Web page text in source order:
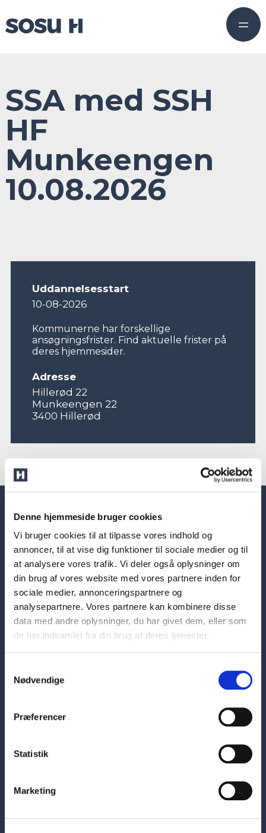
Denne hjemmeside bruger cookies
Vi bruger cookies til at tilpasse vores indhold og
annoncer, til at vise dig funktioner til sociale medier og til
at analysere vores trafik. Vi deler også oplysninger om
din brug af vores website med vores partnere inden for
sociale medier, annonceringspartnere og
analysepartnere. Vores partnere kan kombinere disse
data med andre oplysninger, du har givet dem, eller som
de har indsamlet fra din brug af deres tjenester.
Nødvendige
Præferencer
Statistik
Marketing
SSA med SSH
HF
Munkeengen
10.08.2026
Uddannelsesstart
10-08-2026
Kommunerne har forskellige
ansøgningsfrister. Find aktuelle frister på
deres hjemmesider.
Adresse
Hillerød 22
Munkeengen 22
3400 Hillerød